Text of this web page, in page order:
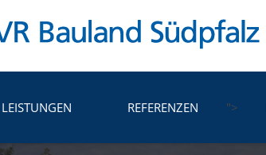
LEISTUNGEN REFERENZEN ">